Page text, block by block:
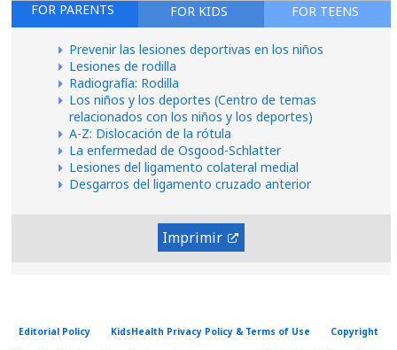
FOR TEENS
FOR KIDS
FOR PARENTS
Prevenir las lesiones deportivas en los niños
Lesiones de rodilla
Radiografía: Rodilla
Los niños y los deportes (Centro de temas
relacionados con los niños y los deportes)
A-Z: Dislocación de la rótula
La enfermedad de Osgood-Schlatter
Lesiones del ligamento colateral medial
Desgarros del ligamento cruzado anterior
Imprimir
Editorial Policy KidsHealth Privacy Policy & Terms of Use Copyright